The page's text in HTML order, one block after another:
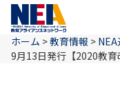
ホーム >教育情報 >
9月13日発行【2020教育